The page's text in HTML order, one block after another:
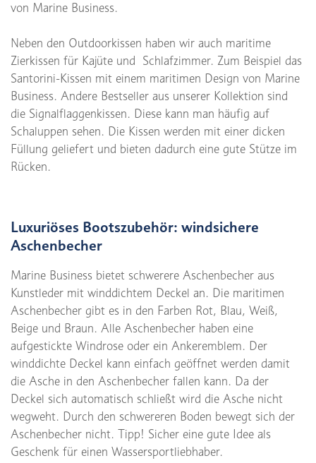
von Marine Business.
Neben den Outdoorkissen haben wir auch maritime
Zierkissen für Kajüte und Schlafzimmer. Zum Beispiel das
Santorini-Kissen mit einem maritimen Design von Marine
Business. Andere Bestseller aus unserer Kollektion sind
die Signalflaggenkissen. Diese kann man häufig auf
Schaluppen sehen. Die Kissen werden mit einer dicken
Füllung geliefert und bieten dadurch eine gute Stütze im
Rücken.
Luxuriöses Bootszubehör: windsichere
Aschenbecher
Marine Business bietet schwerere Aschenbecher aus
Kunstleder mit winddichtem Deckel an. Die maritimen
Aschenbecher gibt es in den Farben Rot, Blau, Weiß,
Beige und Braun. Alle Aschenbecher haben eine
aufgestickte Windrose oder ein Ankeremblem. Der
winddichte Deckel kann einfach geöffnet werden damit
die Asche in den Aschenbecher fallen kann. Da der
Deckel sich automatisch schließt wird die Asche nicht
wegweht. Durch den schwereren Boden bewegt sich der
Aschenbecher nicht. Tipp! Sicher eine gute Idee als
Geschenk für einen Wassersportliebhaber.